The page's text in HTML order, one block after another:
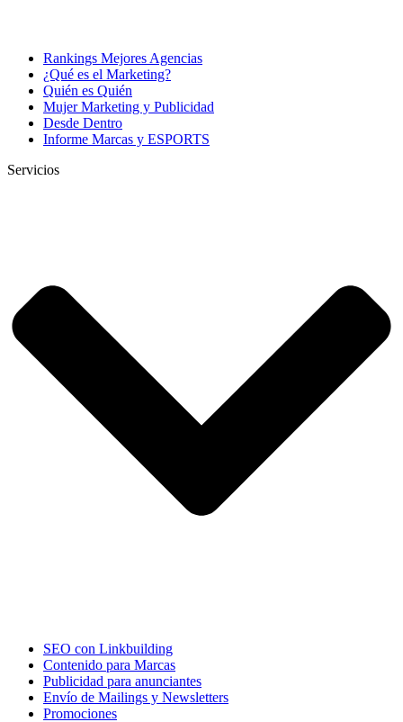
Rankings Mejores Agencias
¿Qué es el Marketing?
Quién es Quién
Mujer Marketing y Publicidad
Desde Dentro
Informe Marcas y ESPORTS
Servicios
SEO con Linkbuilding
Contenido para Marcas
Publicidad para anunciantes
Envío de Mailings y Newsletters
Promociones